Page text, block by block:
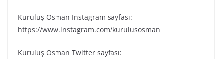
Kuruluş Osman Instagram sayfası:
https://www.instagram.com/kurulusosman
Kuruluş Osman Twitter sayfası: